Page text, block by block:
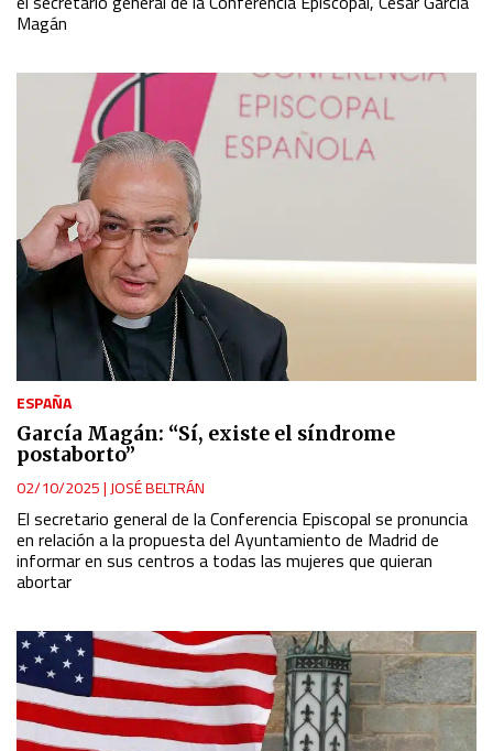
Magán
ESPAÑA
García Magán: “Sí, existe el síndrome
postaborto”
02/10/2025| JOSÉ BELTRÁN
El secretario general de la Conferencia Episcopal se pronuncia
en relación a la propuesta del Ayuntamiento de Madrid de
informar en sus centros a todas las mujeres que quieran
abortar
Use profiles to select personalised content
Measure advertising performance
Measure content performance
Understand audiences through statistics or combinations
of data from different sources
Develop and improve services
Use limited data to select content
IAB Special Features:
Use precise geolocation data
Identify devices based on information actively requested
Non-IAB processing purposes:
Analytical
Functional